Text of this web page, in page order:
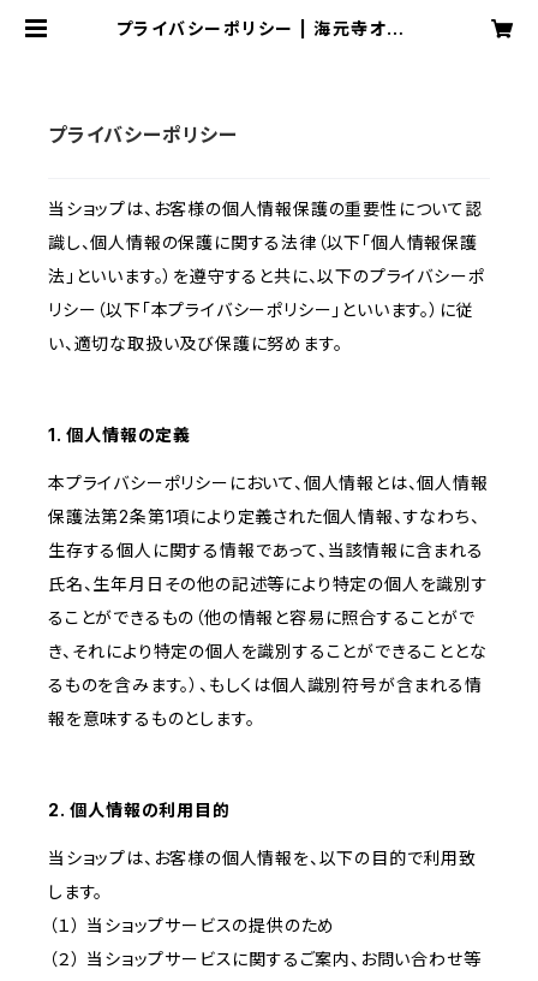
プライバシーポリシー | 海元寺オンラ
プライバシーポリシー
当ショップは、お客様の個人情報保護の重要性について認
識し、個人情報の保護に関する法律（以下「個人情報保護
法」といいます。）を遵守すると共に、以下のプライバシーポ
リシー（以下「本プライバシーポリシー」といいます。）に従
い、適切な取扱い及び保護に努めます。
1. 個人情報の定義
本プライバシーポリシーにおいて、個人情報とは、個人情報
保護法第2条第1項により定義された個人情報、すなわち、
生存する個人に関する情報であって、当該情報に含まれる
氏名、生年月日その他の記述等により特定の個人を識別す
ることができるもの（他の情報と容易に照合することがで
き、それにより特定の個人を識別することができることとな
るものを含みます。）、もしくは個人識別符号が含まれる情
報を意味するものとします。
2. 個人情報の利用目的
当ショップは、お客様の個人情報を、以下の目的で利用致
します。
（１） 当ショップサービスの提供のため
（２） 当ショップサービスに関するご案内、お問い合わせ等